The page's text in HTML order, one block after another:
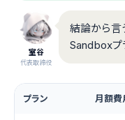
室谷
代表取締役
結論から言
Sandboxプ
プラン 月額費